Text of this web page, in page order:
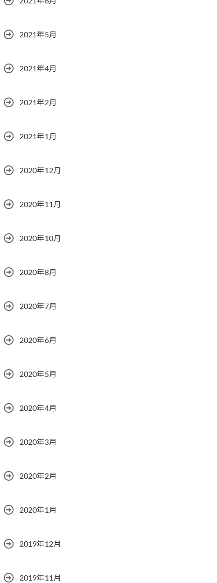
2021年5月
2021年4月
2021年2月
2021年1月
2020年12月
2020年11月
2020年10月
2020年8月
2020年7月
2020年6月
2020年5月
2020年4月
2020年3月
2020年2月
2020年1月
2019年12月
2019年11月